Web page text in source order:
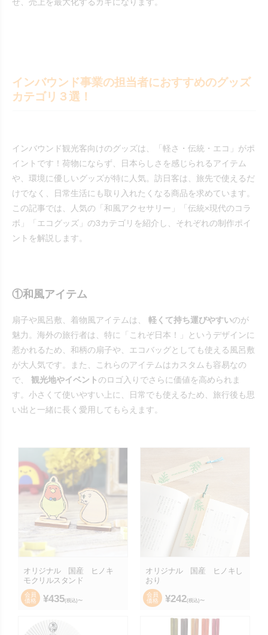
インバウンド事業の担当者におすすめのグッズ
カテゴリ３選！
インバウンド観光客向けのグッズは、「軽さ・伝統・エコ」がポ
イントです！荷物にならず、日本らしさを感じられるアイテム
や、環境に優しいグッズが特に人気。訪日客は、旅先で使えるだ
けでなく、日常生活にも取り入れたくなる商品を求めています。
この記事では、人気の「和風アクセサリー」「伝統×現代のコラ
ボ」「エコグッズ」の3カテゴリを紹介し、それぞれの制作ポイ
ントを解説します。
①和風アイテム
扇子や風呂敷、着物風アイテムは、 軽くて持ち運びやすいのが
魅力。海外の旅行者は、特に「これぞ日本！」というデザインに
惹かれるため、和柄の扇子や、エコバッグとしても使える風呂敷
が大人気です。また、これらのアイテムはカスタムも容易なの
で、 観光地やイベントのロゴ入りでさらに価値を高められま
す。小さくて使いやすい上に、日常でも使えるため、旅行後も思
い出と一緒に長く愛用してもらえます。
オリジナル 国産 ヒノキ
モクリルスタンド
会員
価格
¥435(税込)〜
オリジナル 国産 ヒノキし
おり
会員
価格
¥242(税込)〜